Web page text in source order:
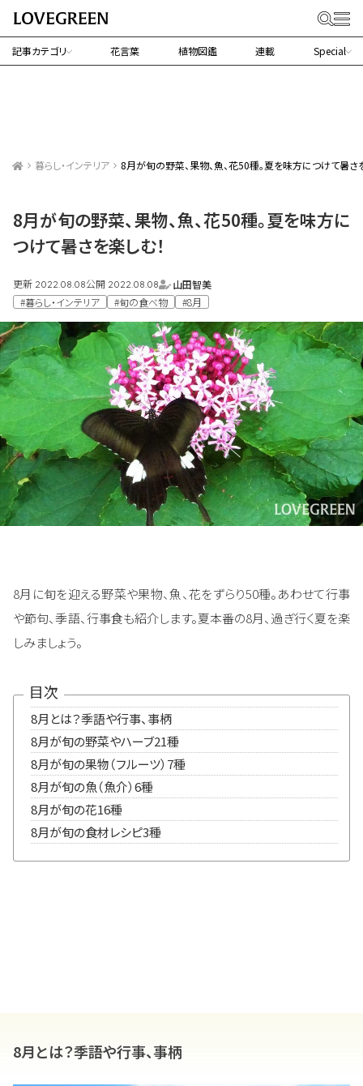
記事カテゴリ 花言葉 植物図鑑 連載 Special
暮らし・インテリア 8月が旬の野菜、果物、魚、花50種。夏を味方につけて暑さ
8月が旬の野菜、果物、魚、花50種。夏を味方に
つけて暑さを楽しむ！
更新 2022.08.08公開 2022.08.08
山田智美
#暮らし・インテリア
#旬の食べ物 #8月
8月に旬を迎える野菜や果物、魚、花をずらり50種。あわせて行事
や節句、季語、行事食も紹介します。夏本番の8月、過ぎ行く夏を楽
しみましょう。
目次
8月とは？季語や行事、事柄
8月が旬の野菜やハーブ21種
8月が旬の果物（フルーツ）7種
8月が旬の魚（魚介）6種
8月が旬の花16種
8月が旬の食材レシピ3種
8月とは？季語や行事、事柄